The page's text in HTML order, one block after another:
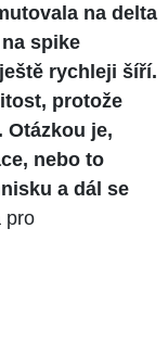
na delta
spike
rychleji šíří.
protože
Otázkou je,
nebo to
a dál se
pro